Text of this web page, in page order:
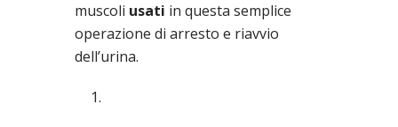
muscoli usati in questa semplice
operazione di arresto e riavvio
dell’urina.